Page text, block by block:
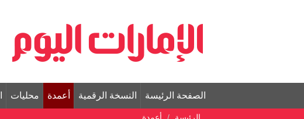
الصفحة الرئيسة النسخة الرقمية أعمدة محليات